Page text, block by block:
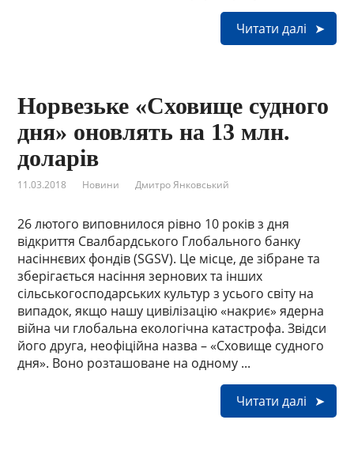
Читати далі
Норвезьке «Сховище судного
дня» оновлять на 13 млн.
доларів
11.03.2018 Новини Дмитро Янковський
26 лютого виповнилося рівно 10 років з дня
відкриття Свалбардського Глобального банку
насіннєвих фондів (SGSV). Це місце, де зібране та
зберігається насіння зернових та інших
сільськогосподарських культур з усього світу на
випадок, якщо нашу цивілізацію «накриє» ядерна
війна чи глобальна екологічна катастрофа. Звідси
його друга, неофіційна назва – «Сховище судного
дня». Воно розташоване на одному ...
Читати далі